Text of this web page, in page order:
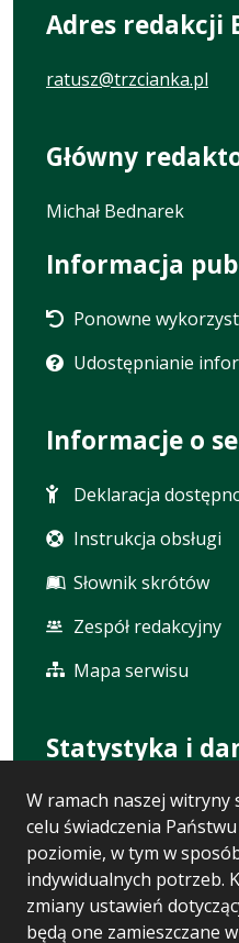
W ramach naszej
celu świadczenia
poziomie, w tym w
indywidualnych potrzeb.
zmiany ustawień
będą one zamieszczane
Adres redakcji
ratusz@trzcianka.pl
Główny
Michał Bednarek
Informacja
Ponowne
Udostępnianie
Informacje o
Deklaracja
Instrukcja obsługi
Słownik skrótów
Zespół redakcyjny
Mapa serwisu
Statystyka i
Statystyki
Ostatnio dodane
Polityka
RODO